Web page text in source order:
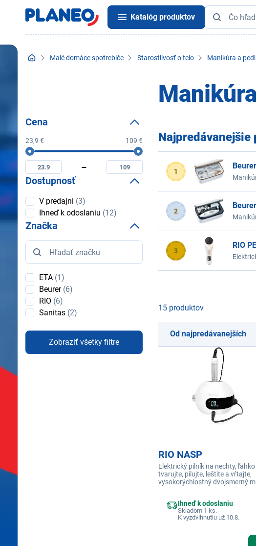
Katalóg produktov
Malé domáce spotrebiče Starostlivosť o telo Manikúra a
Najpredávanejšie
1
2
3
RIO
Cena
23,9 € 109 €
Cena
Minimální
cena
Maximální
cena
Dostupnosť
Dostupnosť
V predajni (3)
Ihneď k odoslaniu (12)
Značka
Značka
ETA (1)
Beurer(6)
RIO (6)
Sanitas (2)
Zobraziť všetky filtre
15 produktov
Od najpredávanejších
RIO NASP
Elektrický pilník na nechty, ľahko
tvarujte, pilujte, leštite a vŕtajte,
vysokorýchlostný dvojsmerný
LCD displej indikujúci rýchlosť a
Ihneď k odoslaniu
Skladom 1 ks.
K vyzdvihnutiu už 10.8.